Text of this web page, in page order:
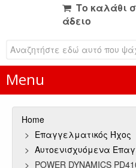
Το καλάθι
άδειο
Menu
Home
Επαγγελματικός Ήχος
Αυτοενισχυόμενα
POWER DYNAMICS